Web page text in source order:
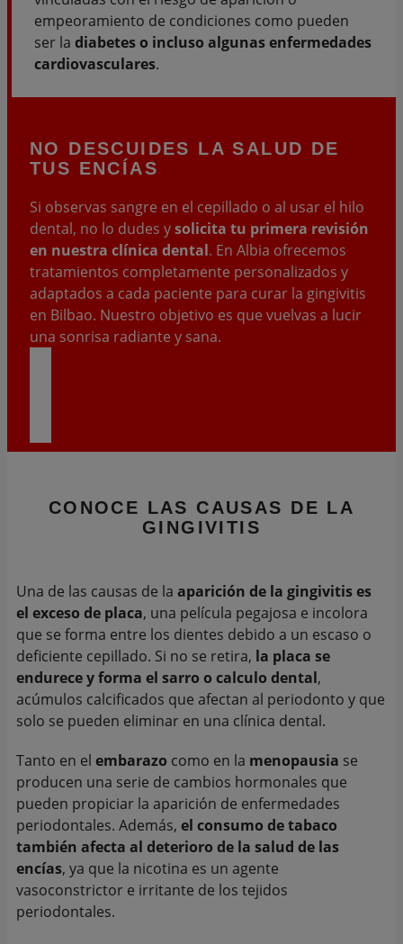
empeoramiento de condiciones como pueden
ser la diabetes o incluso algunas enfermedades
cardiovasculares.
NO DESCUIDES LA SALUD DE
TUS ENCÍAS
Si observas sangre en el cepillado o al usar el hilo
dental, no lo dudes ysolicita tu primera revisión
en nuestra clínica dental. En Albia ofrecemos
tratamientos completamente personalizados y
adaptados a cada paciente para curar la gingivitis
en Bilbao. Nuestro objetivo es que vuelvas a lucir
una sonrisa radiante y sana.
CONOCE LAS CAUSAS DE LA
GINGIVITIS
Una de las causas de la aparición de la gingivitis es
el exceso de placa, una película pegajosa e incolora
que se forma entre los dientes debido a un escaso o
deficiente cepillado. Si no se retira, la placa se
endurece y forma el sarro o calculo dental,
acúmulos calcificados que afectan al periodonto y que
solo se pueden eliminar en una clínica dental.
Tanto en el embarazo como en la menopausia se
producen una serie de cambios hormonales que
pueden propiciar la aparición de enfermedades
periodontales. Además, el consumo de tabaco
también afecta al deterioro de la salud de las
encías, ya que la nicotina es un agente
vasoconstrictor e irritante de los tejidos
periodontales.